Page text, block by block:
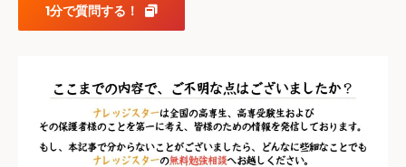
1分で質問する！